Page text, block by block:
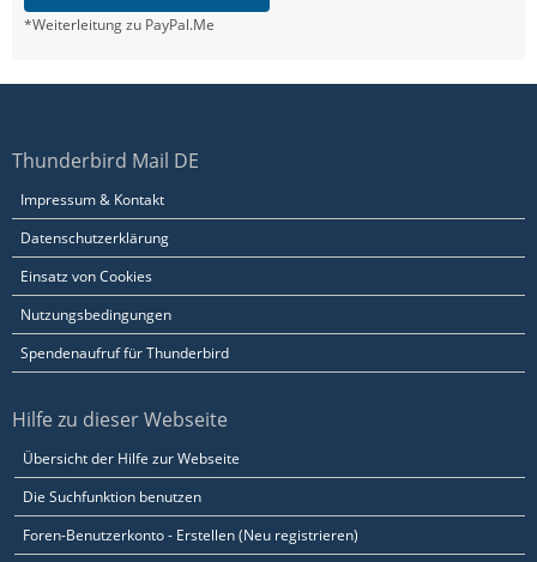
*Weiterleitung zu PayPal.Me
Thunderbird Mail DE
Impressum & Kontakt
Datenschutzerklärung
Einsatz von Cookies
Nutzungsbedingungen
Spendenaufruf für Thunderbird
Hilfe zu dieser Webseite
Übersicht der Hilfe zur Webseite
Die Suchfunktion benutzen
Foren-Benutzerkonto - Erstellen (Neu registrieren)